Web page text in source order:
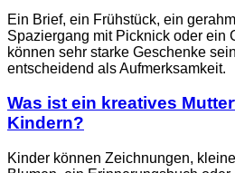
Ein Brief, ein Frühstück, ein
Spaziergang mit Picknick oder ein
können sehr starke Geschenke
entscheidend als Aufmerksamkeit.
Was ist ein kreatives
Kindern?
Kinder können Zeichnungen,